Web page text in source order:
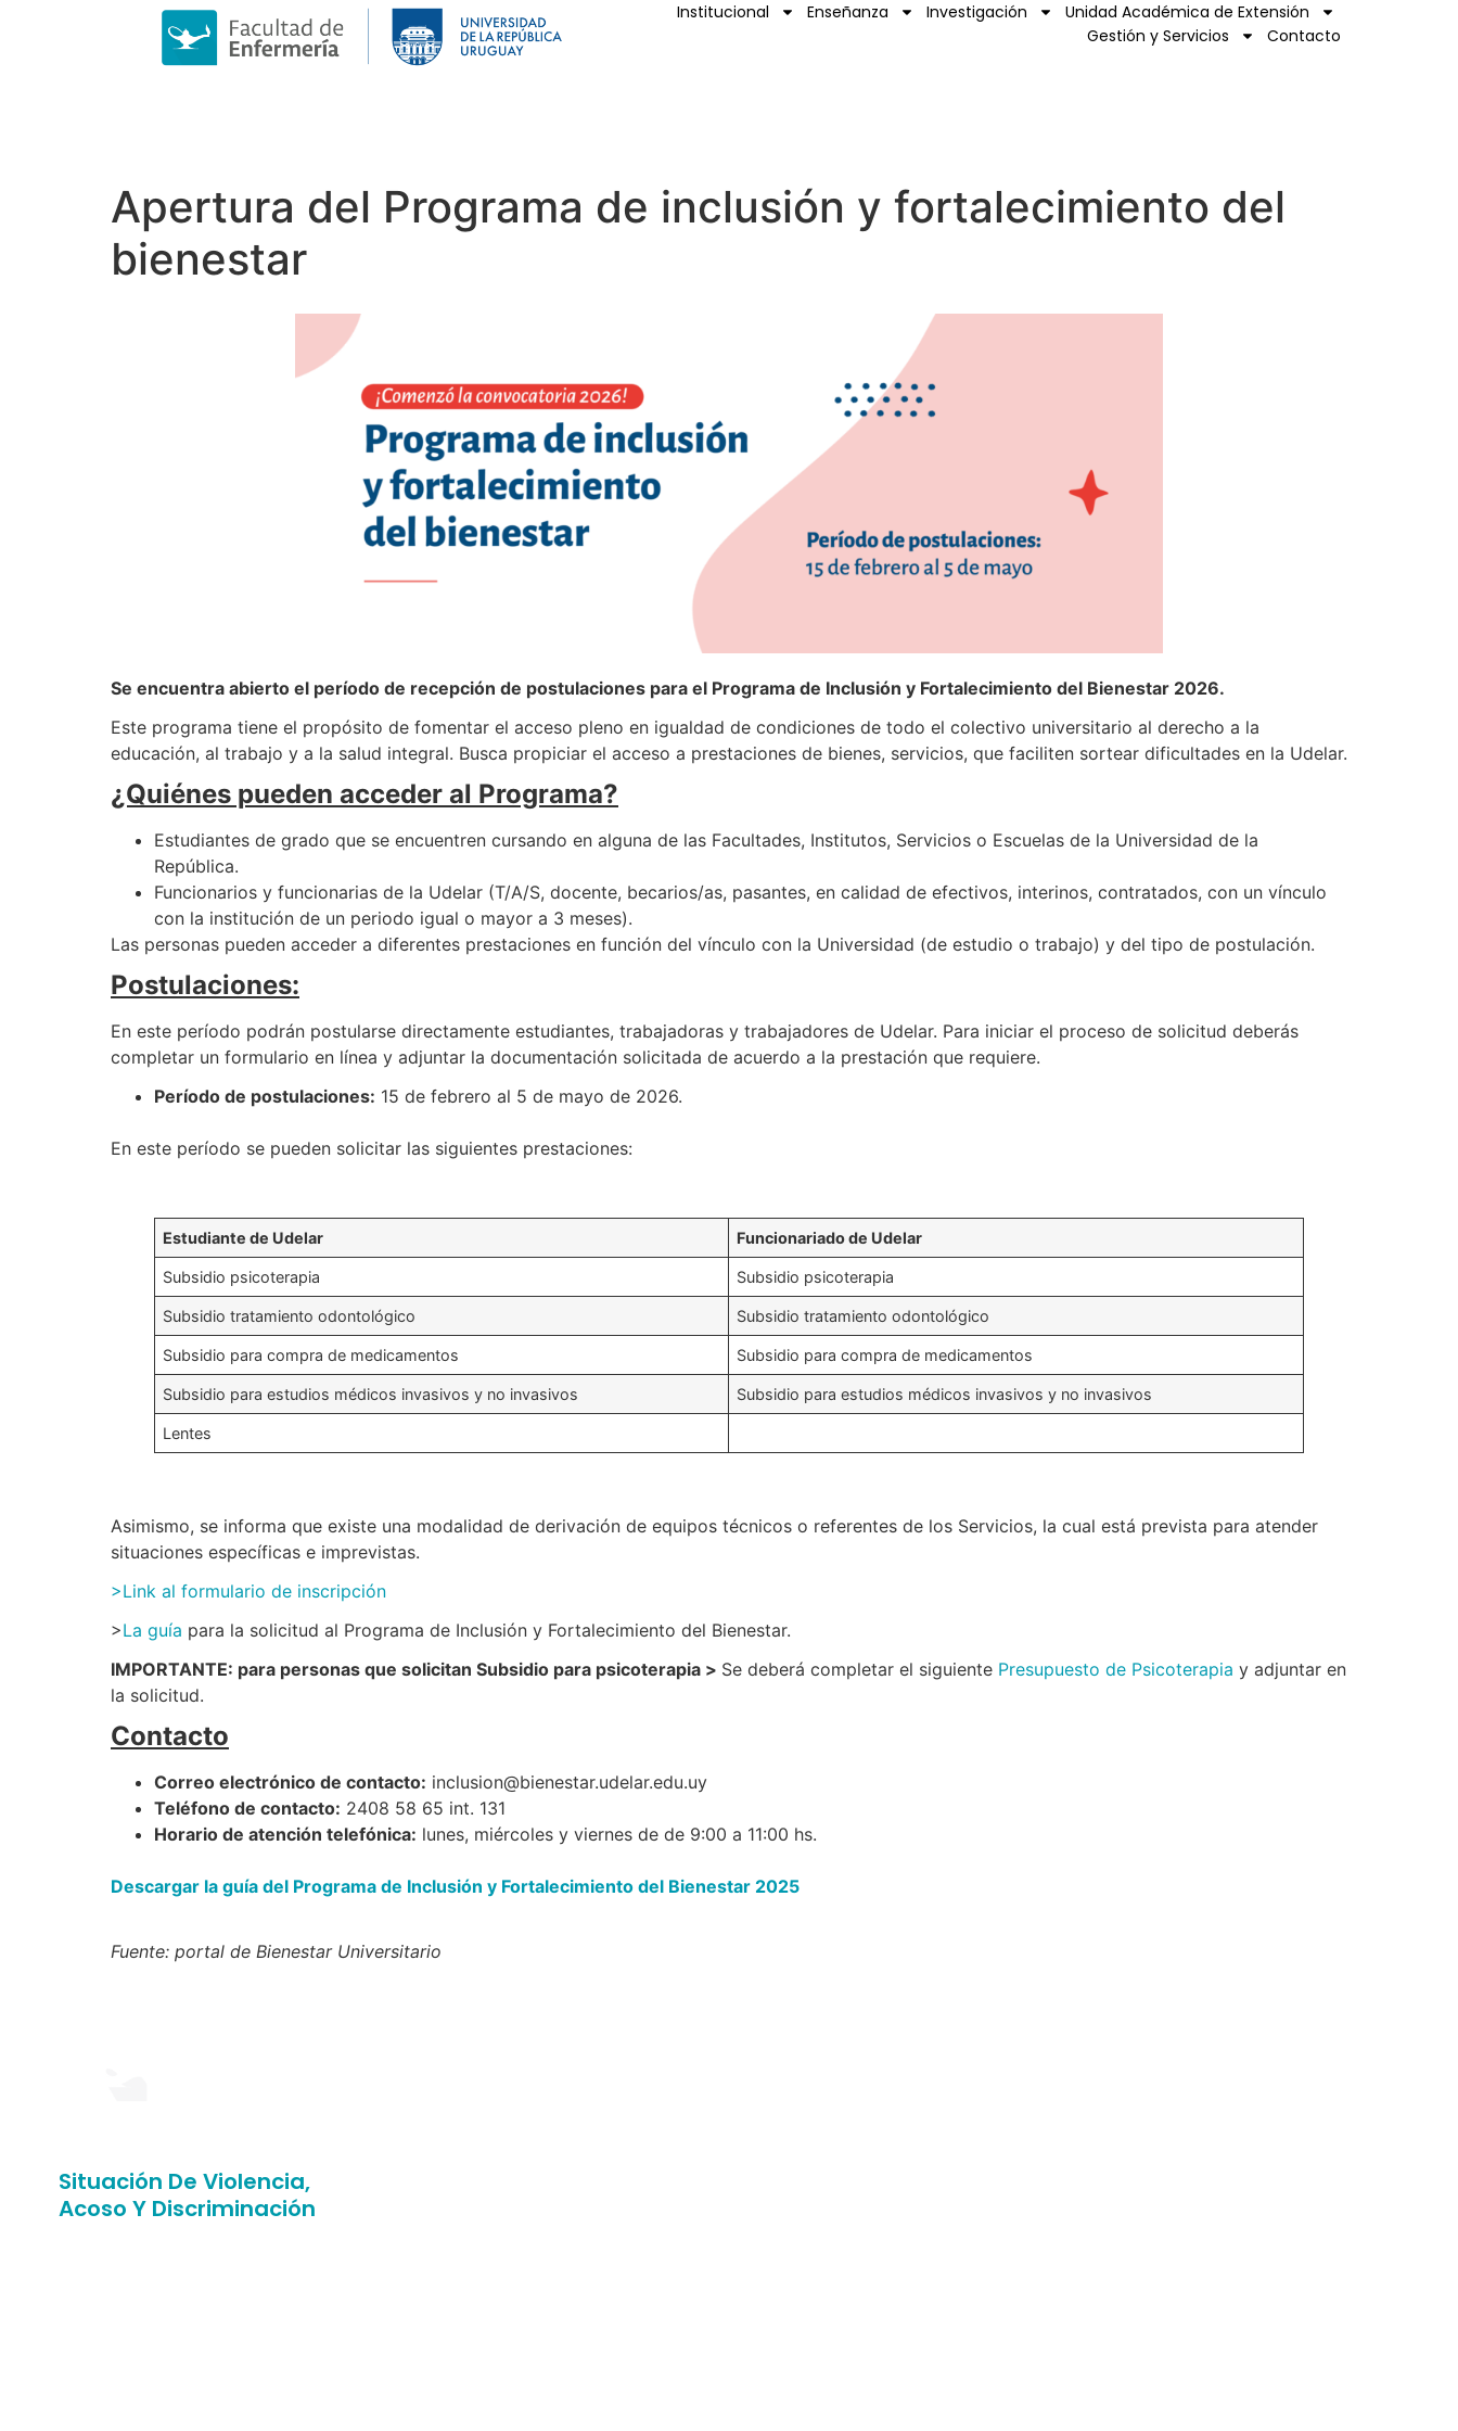
Institucional Enseñanza Investigación
Unidad Académica de Extensión
Gestión y Servicios
Contacto
Apertura del Programa de inclusión y fortalecimiento del
bienestar
Se encuentra abierto el período de recepción de postulaciones para el Programa de Inclusión y Fortalecimiento del Bienestar 2026.
Este programa tiene el propósito de fomentar el acceso pleno en igualdad de condiciones de todo el colectivo universitario al derecho a la
educación, al trabajo y a la salud integral. Busca propiciar el acceso a prestaciones de bienes, servicios, que faciliten sortear dificultades en la Udelar.
¿Quiénes pueden acceder al Programa?
Estudiantes de grado que se encuentren cursando en alguna de las Facultades, Institutos, Servicios o Escuelas de la Universidad de la
República.
Funcionarios y funcionarias de la Udelar (T/A/S, docente, becarios/as, pasantes, en calidad de efectivos, interinos, contratados, con un vínculo
con la institución de un periodo igual o mayor a 3 meses).
Las personas pueden acceder a diferentes prestaciones en función del vínculo con la Universidad (de estudio o trabajo) y del tipo de postulación.
Postulaciones:
En este período podrán postularse directamente estudiantes, trabajadoras y trabajadores de Udelar. Para iniciar el proceso de solicitud deberás
completar un formulario en línea y adjuntar la documentación solicitada de acuerdo a la prestación que requiere.
Período de postulaciones: 15 de febrero al 5 de mayo de 2026.
En este período se pueden solicitar las siguientes prestaciones:
Estudiante de Udelar Funcionariado de Udelar
Subsidio psicoterapia Subsidio psicoterapia
Subsidio tratamiento odontológico Subsidio tratamiento odontológico
Subsidio para compra de medicamentos Subsidio para compra de medicamentos
Subsidio para estudios médicos invasivos y no invasivos Subsidio para estudios médicos invasivos y no invasivos
Lentes
Asimismo, se informa que existe una modalidad de derivación de equipos técnicos o referentes de los Servicios, la cual está prevista para atender
situaciones específicas e imprevistas.
>Link al formulario de inscripción
>La guía para la solicitud al Programa de Inclusión y Fortalecimiento del Bienestar.
IMPORTANTE: para personas que solicitan Subsidio para psicoterapia > Se deberá completar el siguiente Presupuesto de Psicoterapia y adjuntar en
la solicitud.
Contacto
Correo electrónico de contacto: inclusion@bienestar.udelar.edu.uy
Teléfono de contacto: 2408 58 65 int. 131
Horario de atención telefónica: lunes, miércoles y viernes de de 9:00 a 11:00 hs.
Descargar la guía del Programa de Inclusión y Fortalecimiento del Bienestar 2025
Fuente: portal de Bienestar Universitario
Situación De Violencia,
Acoso Y Discriminación